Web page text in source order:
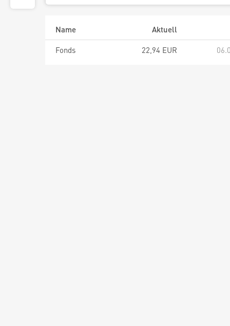
Name
Aktuell
Fonds
22,94 EUR